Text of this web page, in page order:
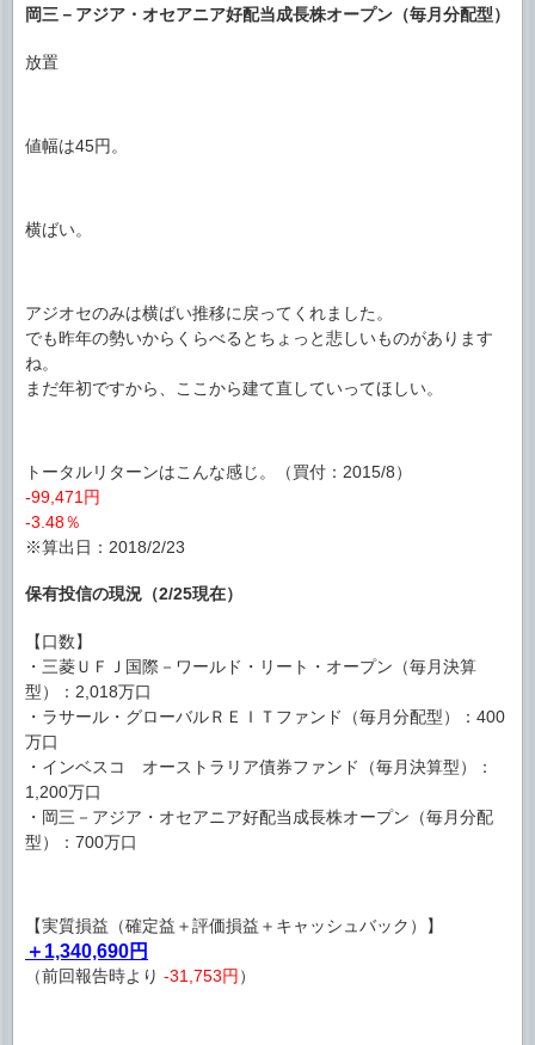
岡三－アジア・オセアニア好配当成長株オープン（毎月分配型）
放置
値幅は45円。
横ばい。
アジオセのみは横ばい推移に戻ってくれました。
でも昨年の勢いからくらべるとちょっと悲しいものがあります
ね。
まだ年初ですから、ここから建て直していってほしい。
トータルリターンはこんな感じ。（買付：2015/8）
-99,471円
-3.48％
※算出日：2018/2/23
保有投信の現況（2/25現在）
【口数】
・三菱ＵＦＪ国際－ワールド・リート・オープン（毎月決算
型）：2,018万口
・ラサール・グローバルＲＥＩＴファンド（毎月分配型）：400
万口
・インベスコ オーストラリア債券ファンド（毎月決算型）：
1,200万口
・岡三－アジア・オセアニア好配当成長株オープン（毎月分配
型）：700万口
【実質損益（確定益＋評価損益＋キャッシュバック）】
＋1,340,690円
（前回報告時より -31,753円 ）